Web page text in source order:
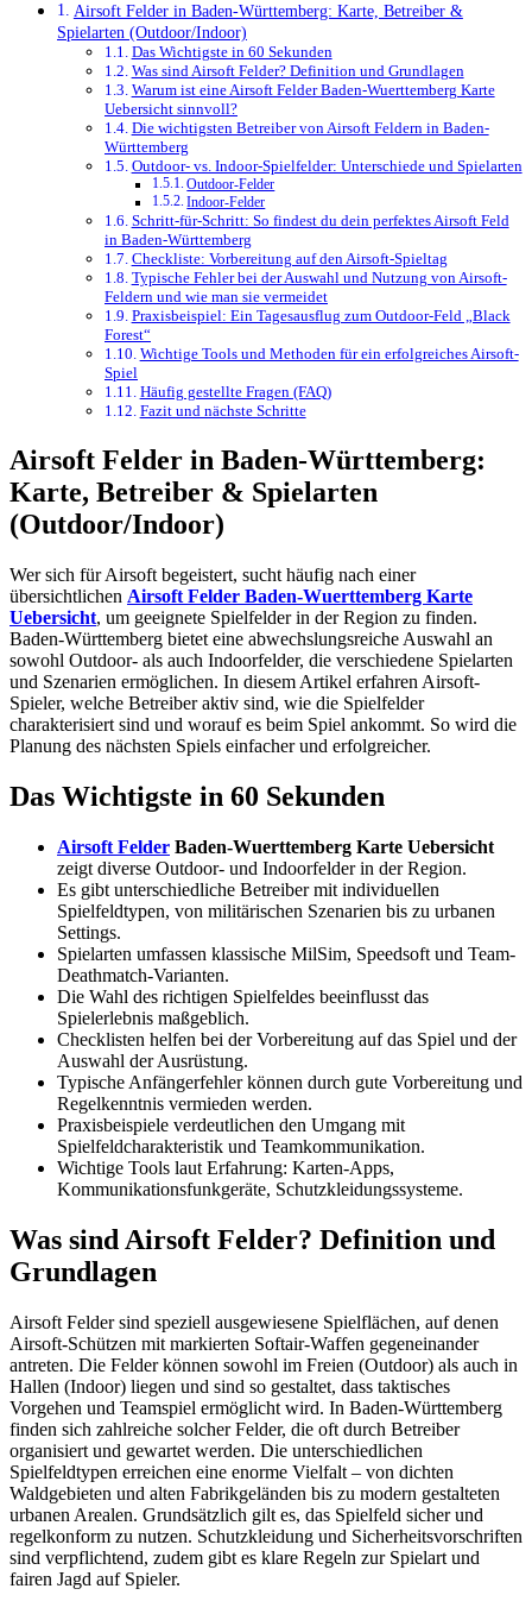
Airsoft Felder in Baden-Württemberg: Karte, Betreiber &
Spielarten (Outdoor/Indoor)
Das Wichtigste in 60 Sekunden
Was sind Airsoft Felder? Definition und Grundlagen
Warum ist eine Airsoft Felder Baden-Wuerttemberg Karte
Uebersicht sinnvoll?
Die wichtigsten Betreiber von Airsoft Feldern in Baden-
Württemberg
Outdoor- vs. Indoor-Spielfelder: Unterschiede und Spielarten
Outdoor-Felder
Indoor-Felder
Schritt-für-Schritt: So findest du dein perfektes Airsoft Feld
in Baden-Württemberg
Checkliste: Vorbereitung auf den Airsoft-Spieltag
Typische Fehler bei der Auswahl und Nutzung von Airsoft-
Feldern und wie man sie vermeidet
Praxisbeispiel: Ein Tagesausflug zum Outdoor-Feld „Black
Forest“
Wichtige Tools und Methoden für ein erfolgreiches Airsoft-
Spiel
Häufig gestellte Fragen (FAQ)
Fazit und nächste Schritte
Airsoft Felder in Baden-Württemberg:
Karte, Betreiber & Spielarten
(Outdoor/Indoor)
Wer sich für Airsoft begeistert, sucht häufig nach einer
übersichtlichen Airsoft Felder Baden-Wuerttemberg Karte
Uebersicht, um geeignete Spielfelder in der Region zu finden.
Baden-Württemberg bietet eine abwechslungsreiche Auswahl an
sowohl Outdoor- als auch Indoorfelder, die verschiedene Spielarten
und Szenarien ermöglichen. In diesem Artikel erfahren Airsoft-
Spieler, welche Betreiber aktiv sind, wie die Spielfelder
charakterisiert sind und worauf es beim Spiel ankommt. So wird die
Planung des nächsten Spiels einfacher und erfolgreicher.
Das Wichtigste in 60 Sekunden
Airsoft Felder Baden-Wuerttemberg Karte Uebersicht
zeigt diverse Outdoor- und Indoorfelder in der Region.
Es gibt unterschiedliche Betreiber mit individuellen
Spielfeldtypen, von militärischen Szenarien bis zu urbanen
Settings.
Spielarten umfassen klassische MilSim, Speedsoft und Team-
Deathmatch-Varianten.
Die Wahl des richtigen Spielfeldes beeinflusst das
Spielerlebnis maßgeblich.
Checklisten helfen bei der Vorbereitung auf das Spiel und der
Auswahl der Ausrüstung.
Typische Anfängerfehler können durch gute Vorbereitung und
Regelkenntnis vermieden werden.
Praxisbeispiele verdeutlichen den Umgang mit
Spielfeldcharakteristik und Teamkommunikation.
Wichtige Tools laut Erfahrung: Karten-Apps,
Kommunikationsfunkgeräte, Schutzkleidungssysteme.
Was sind Airsoft Felder? Definition und
Grundlagen
Airsoft Felder sind speziell ausgewiesene Spielflächen, auf denen
Airsoft-Schützen mit markierten Softair-Waffen gegeneinander
antreten. Die Felder können sowohl im Freien (Outdoor) als auch in
Hallen (Indoor) liegen und sind so gestaltet, dass taktisches
Vorgehen und Teamspiel ermöglicht wird. In Baden-Württemberg
finden sich zahlreiche solcher Felder, die oft durch Betreiber
organisiert und gewartet werden. Die unterschiedlichen
Spielfeldtypen erreichen eine enorme Vielfalt – von dichten
Waldgebieten und alten Fabrikgeländen bis zu modern gestalteten
urbanen Arealen. Grundsätzlich gilt es, das Spielfeld sicher und
regelkonform zu nutzen. Schutzkleidung und Sicherheitsvorschriften
sind verpflichtend, zudem gibt es klare Regeln zur Spielart und
fairen Jagd auf Spieler.